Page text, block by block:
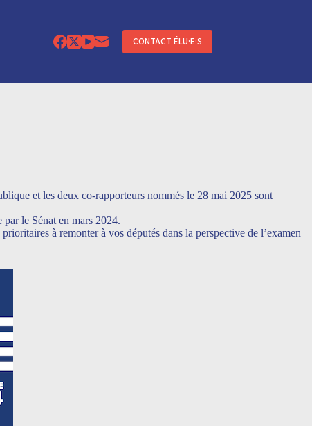
CONTACT ÉLU·E·S
et les deux co-rapporteurs nommés le 28 mai 2025 sont
par le Sénat en mars 2024.
à remonter à vos députés dans la perspective de l’examen